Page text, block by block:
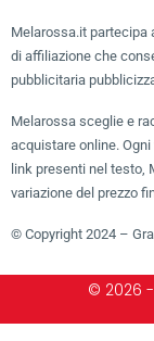
Melarossa.it partecipa
di affiliazione che
pubblicitaria
Melarossa sceglie e
acquistare online.
link presenti nel testo,
variazione del prezzo
© Copyright 2024 –
© 2026